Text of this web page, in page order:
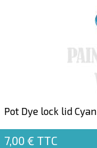
Pot Dye lock lid Cyan
7,00 € TTC